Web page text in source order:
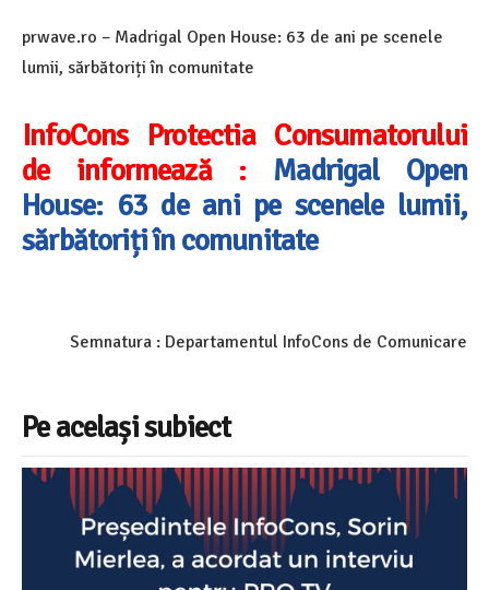
prwave.ro – Madrigal Open House: 63 de ani pe scenele
lumii, sărbătoriți în comunitate
InfoCons Protectia Consumatorului
de informează : Madrigal Open
House: 63 de ani pe scenele lumii,
sărbătoriți în comunitate
Semnatura : Departamentul InfoCons de Comunicare
Pe același subiect